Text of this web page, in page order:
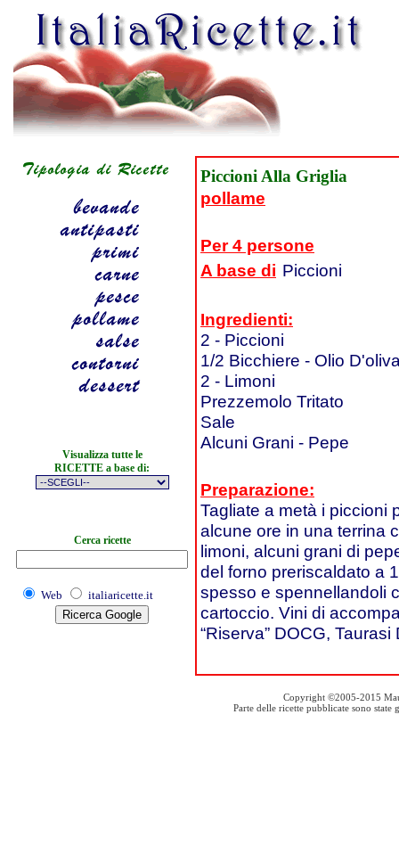
Visualizza tutte le
RICETTE a base di:
Cerca ricette
Web italiaricette.it
Piccioni Alla Griglia
pollame
Per 4 persone
A base di Piccioni
Ingredienti:
2 - Piccioni
1/2 Bicchiere - Olio
2 - Limoni
Prezzemolo Tritato
Sale
Alcuni Grani - Pepe
Preparazione:
Tagliate a metà i piccioni
alcune ore in una terrina
limoni, alcuni grani di
del forno preriscaldato a
spesso e spennellandoli
cartoccio. Vini di
“Riserva” DOCG, Taurasi
Copyright ©2005-2015
Parte delle ricette pubblicate sono state